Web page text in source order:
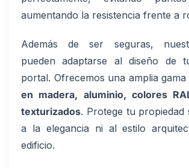
aumentando la resistencia frente a
Además de ser seguras,
pueden adaptarse al diseño de
portal. Ofrecemos una amplia gama
en madera, aluminio, colores
texturizados. Protege tu propiedad
a la elegancia ni al estilo
edificio.